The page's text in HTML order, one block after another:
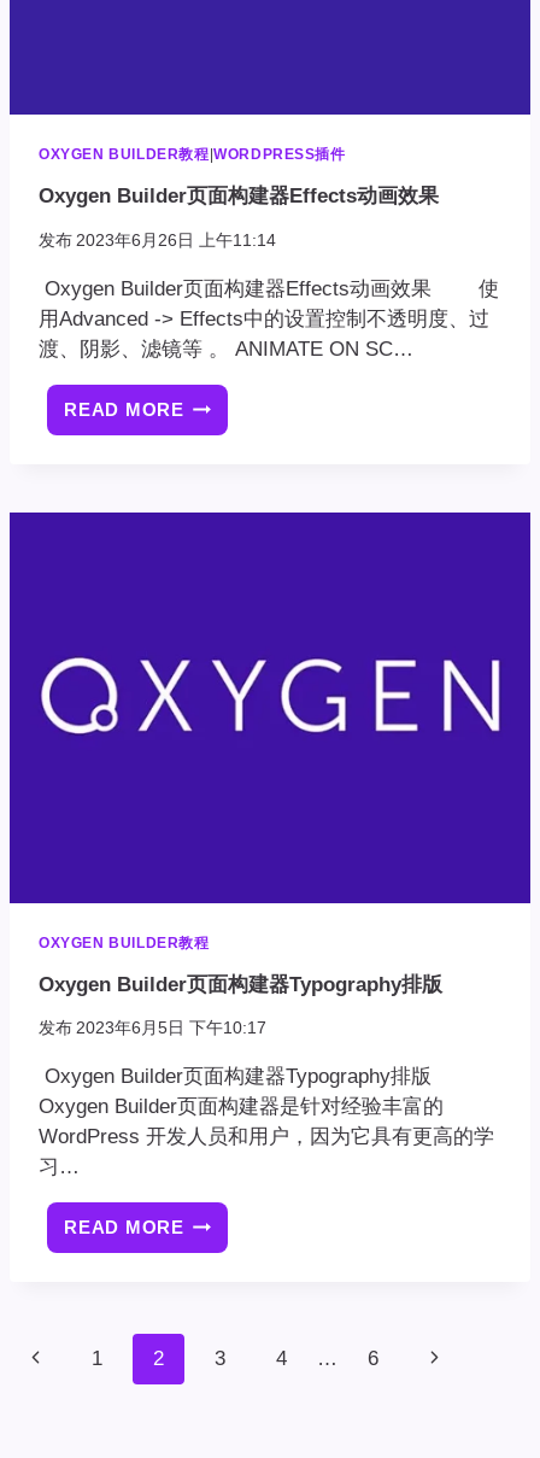
OXYGEN BUILDER教程 |WORDPRESS插件
Oxygen Builder页面构建器Effects动画效果
发布 2023年6月26日 上午11:14
Oxygen Builder页面构建器Effects动画效果 使
用Advanced -> Effects中的设置控制不透明度、过
渡、阴影、滤镜等 。 ANIMATE ON SC…
READ MORE OXYGEN
BUILDER
构
效
OXYGEN BUILDER教程
Oxygen Builder页面构建器Typography排版
发布 2023年6月5日 下午10:17
Oxygen Builder页面构建器Typography排版
Oxygen Builder页面构建器是针对经验丰富的
WordPress 开发人员和用户，因为它具有更高的学
习…
READ MORE OXYGEN
BUILDER
构
器
上
1 2 3 4 … 6
下